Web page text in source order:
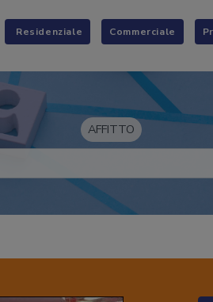
Residenziale Commerciale
AFFITTO